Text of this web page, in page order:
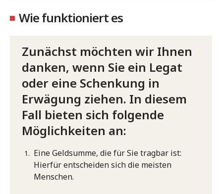
Wie funktioniert es
Zunächst möchten wir Ihnen
danken, wenn Sie ein Legat
oder eine Schenkung in
Erwägung ziehen. In diesem
Fall bieten sich folgende
Möglichkeiten an:
Eine Geldsumme, die für Sie tragbar ist:
Hierfür entscheiden sich die meisten
Menschen.